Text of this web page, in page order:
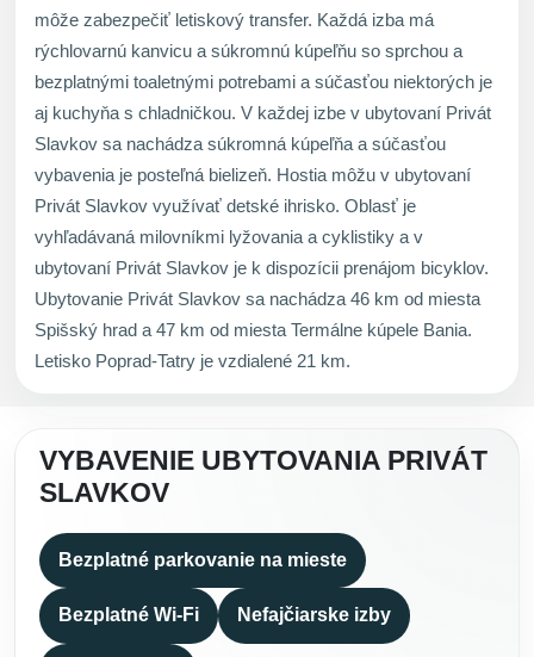
môže zabezpečiť letiskový transfer. Každá izba má
rýchlovarnú kanvicu a súkromnú kúpeľňu so sprchou a
bezplatnými toaletnými potrebami a súčasťou niektorých je
aj kuchyňa s chladničkou. V každej izbe v ubytovaní Privát
Slavkov sa nachádza súkromná kúpeľňa a súčasťou
vybavenia je posteľná bielizeň. Hostia môžu v ubytovaní
Privát Slavkov využívať detské ihrisko. Oblasť je
vyhľadávaná milovníkmi lyžovania a cyklistiky a v
ubytovaní Privát Slavkov je k dispozícii prenájom bicyklov.
Ubytovanie Privát Slavkov sa nachádza 46 km od miesta
Spišský hrad a 47 km od miesta Termálne kúpele Bania.
Letisko Poprad-Tatry je vzdialené 21 km.
VYBAVENIE UBYTOVANIA PRIVÁT
SLAVKOV
Bezplatné parkovanie na mieste
Bezplatné Wi-Fi Nefajčiarske izby